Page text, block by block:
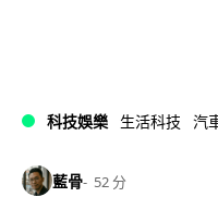
科技娛樂 生活科技 汽
藍骨 52 分